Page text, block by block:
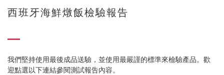
西班牙海鮮燉飯檢驗報告
我們堅持使用最後成品送驗，並使用最嚴謹的標準來檢驗產品。歡
迎點選以下連結參閱測試報告內容。